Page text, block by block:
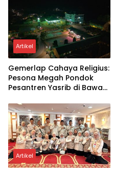
Artikel
Gemerlap Cahaya Religius:
Pesona Megah Pondok
Pesantren Yasrib di Bawah
Artikel